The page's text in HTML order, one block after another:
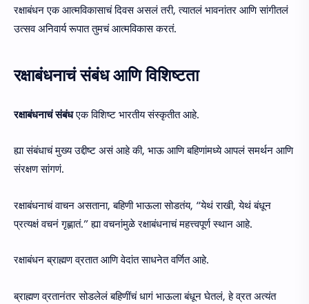
रक्षाबंधन एक आत्मविकासाचं दिवस असलं तरी, त्यातलं भावनांतर आणि सांगीतलं
उत्सव अनिवार्य रूपात तुमचं आत्मविकास करतं.
रक्षाबंधनाचं संबंध आणि विशिष्टता
रक्षाबंधनाचं संबंधएक विशिष्ट भारतीय संस्कृतीत आहे.
ह्या संबंधाचं मुख्य उद्दीष्ट असं आहे की, भाऊ आणि बहिणांमध्ये आपलं समर्थन आणि
संरक्षण सांगणं.
रक्षाबंधनाचं वाचन असताना, बहिणी भाऊला सोडतंय, “येथं राखी, येथं बंधून
प्रत्यक्षं वचनं गृह्णातं.” ह्या वचनांमुळे रक्षाबंधनाचं महत्त्वपूर्ण स्थान आहे.
रक्षाबंधन ब्राह्मण व्रतात आणि वेदांत साधनेत वर्णित आहे.
ब्राह्मण व्रतानंतर सोडलेलं बहिणींचं धागं भाऊला बंधून घेतलं, हे व्रत अत्यंत